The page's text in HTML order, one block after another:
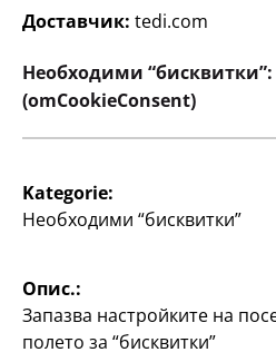
85 артикул
Писане
Копирна хартия
0,007 €/лист
3 €
Доставчик: tedi.com
Необходими “бисквитки”:
(omCookieConsent)
Kategorie:
Необходими “бисквитки”
Опис.:
Запазва настройките на
полето за “бисквитки”